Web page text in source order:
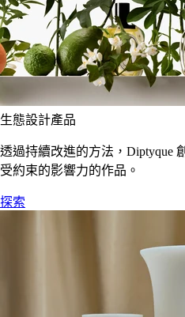
生態設計產品
透過持續改進的方法，Diptyque
受約束的影響力的作品。
探索